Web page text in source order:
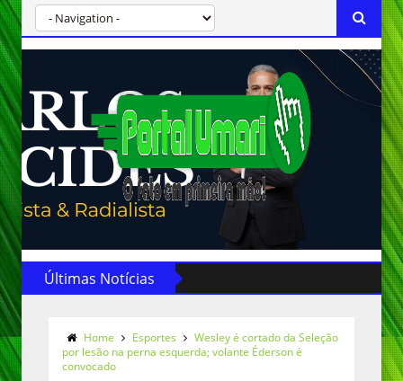
Últimas Notícias
Home Esportes
Wesley é cortado da Seleção
por lesão na perna esquerda; volante Éderson é
convocado